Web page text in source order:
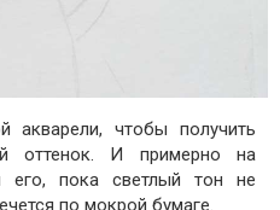
акварели, чтобы получить
оттенок. И примерно на
его, пока светлый тон не
по мокрой бумаге.